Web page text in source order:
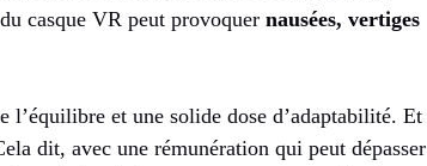
casque VR peut provoquer nausées, vertiges
l’équilibre et une solide dose d’adaptabilité. Et
dit, avec une rémunération qui peut dépasser